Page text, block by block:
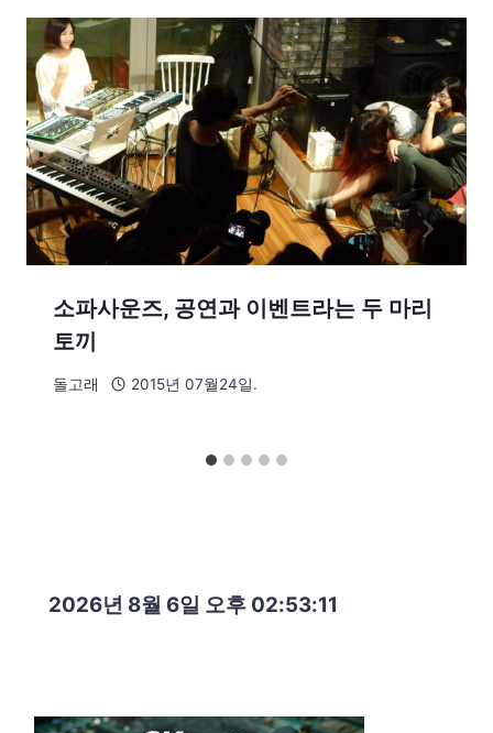
소파사운즈, 공연과 이벤트라는 두 마리
토끼
돌고래 2015년 07월24일.
2026년 8월 6일 오후 02:53:12